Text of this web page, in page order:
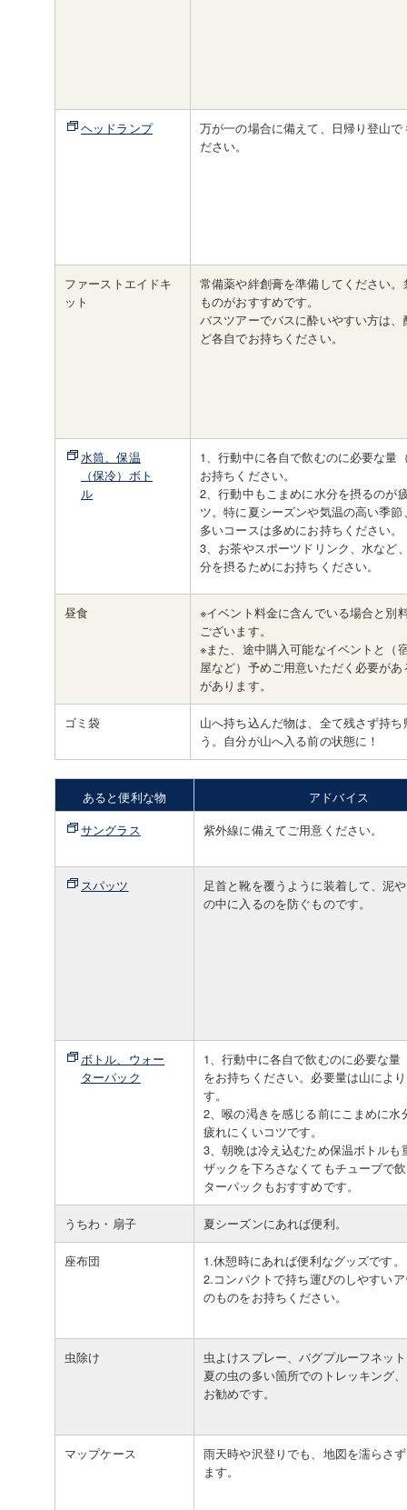
ヘッドランプ
万が一の場合に備えて、日帰り登山
ださい。
ファーストエイドキ
ット
常備薬や絆創膏を準備してください
ものがおすすめです。
バスツアーでバスに酔いやすい方は
ど各自でお持ちください。
水筒、保温
（保冷）ボト
ル
1、行動中に各自で飲むのに必要な量
お持ちください。
2、行動中もこまめに水分を摂るのが
ツ。特に夏シーズンや気温の高い季
多いコースは多めにお持ちください。
3、お茶やスポーツドリンク、水など
分を摂るためにお持ちください。
昼食
※イベント料金に含んでいる場合と別
ございます。
※また、途中購入可能なイベントと（
屋など）予めご用意いただく必要が
があります。
ゴミ袋
山へ持ち込んだ物は、全て残さず持
う。自分が山へ入る前の状態に！
あると便利な物
アドバイス
サングラス
紫外線に備えてご用意ください。
スパッツ
足首と靴を覆うように装着して、泥
の中に入るのを防ぐものです。
ボトル、ウォー
ターパック
1、行動中に各自で飲むのに必要な量
をお持ちください。必要量は山によ
す。
2、喉の渇きを感じる前にこまめに水
疲れにくいコツです。
3、朝晩は冷え込むため保温ボトルも
ザックを下ろさなくてもチューブで
ターパックもおすすめです。
うちわ・扇子 夏シーズンにあれば便利。
座布団
1.休憩時にあれば便利なグッズです。
2.コンパクトで持ち運びのしやすい
のものをお持ちください。
虫除け
虫よけスプレー、バグプルーフネッ
夏の虫の多い箇所でのトレッキング
お勧めです。
マップケース
雨天時や沢登りでも、地図を濡らさ
ます。